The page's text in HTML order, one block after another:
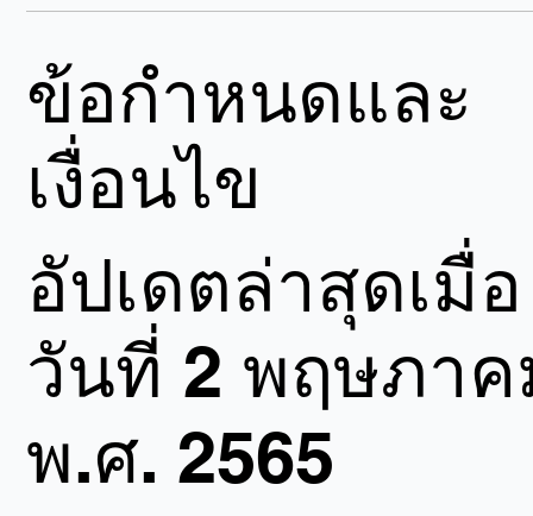
ข้อกำหนดและ
เงื่อนไข
อัปเดตล่าสุดเมื่อ
วันที่ 2 พฤษภา
พ.ศ. 2565